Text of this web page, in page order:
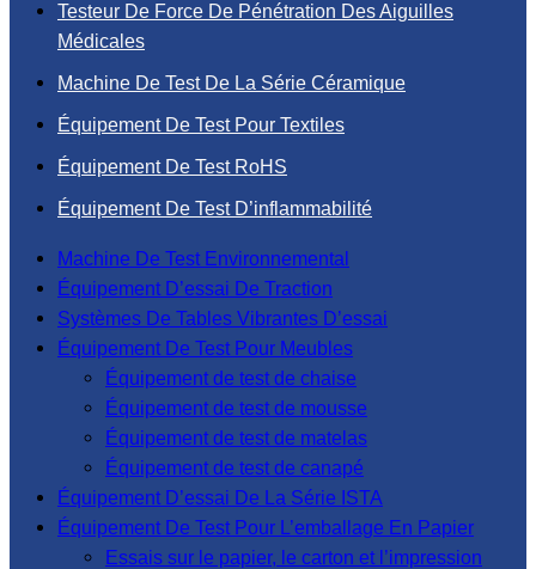
Testeur De Force De Pénétration Des Aiguilles
Médicales
Machine De Test De La Série Céramique
Équipement De Test Pour Textiles
Équipement De Test RoHS
Équipement De Test D’inflammabilité
Machine De Test Environnemental
Équipement D’essai De Traction
Systèmes De Tables Vibrantes D’essai
Équipement De Test Pour Meubles
Équipement de test de chaise
Équipement de test de mousse
Équipement de test de matelas
Équipement de test de canapé
Équipement D’essai De La Série ISTA
Équipement De Test Pour L’emballage En Papier
Essais sur le papier, le carton et l’impression